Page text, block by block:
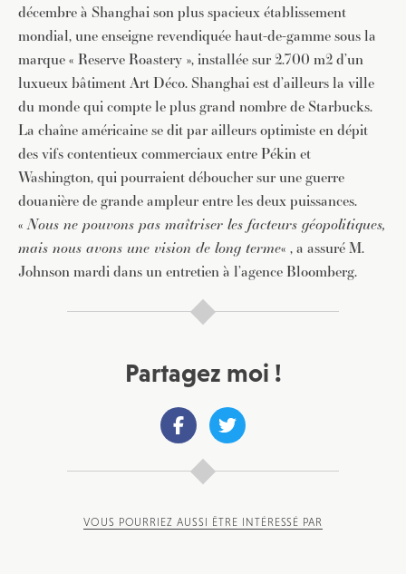
décembre à Shanghai son plus spacieux établissement
mondial, une enseigne revendiquée haut-de-gamme sous la
marque « Reserve Roastery », installée sur 2.700 m2 d’un
luxueux bâtiment Art Déco. Shanghai est d’ailleurs la ville
du monde qui compte le plus grand nombre de Starbucks.
La chaîne américaine se dit par ailleurs optimiste en dépit
des vifs contentieux commerciaux entre Pékin et
Washington, qui pourraient déboucher sur une guerre
douanière de grande ampleur entre les deux puissances.
«Nous ne pouvons pas maîtriser les facteurs géopolitiques,
mais nous avons une vision de long terme« , a assuré M.
Johnson mardi dans un entretien à l’agence Bloomberg.
Partagez moi !
VOUS POURRIEZ AUSSI ÊTRE INTÉRESSÉ PAR